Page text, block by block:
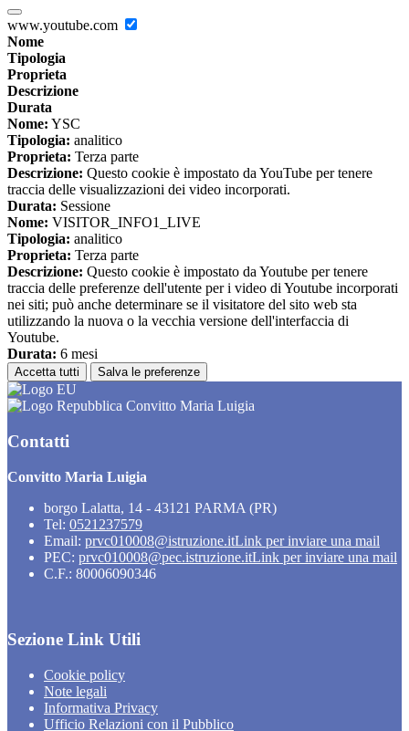
www.youtube.com
Nome
Tipologia
Proprieta
Descrizione
Durata
Nome: YSC
Tipologia: analitico
Proprieta: Terza parte
Descrizione: Questo cookie è impostato da YouTube per tenere
traccia delle visualizzazioni dei video incorporati.
Durata: Sessione
Nome: VISITOR_INFO1_LIVE
Tipologia: analitico
Proprieta: Terza parte
Descrizione: Questo cookie è impostato da Youtube per tenere
traccia delle preferenze dell'utente per i video di Youtube incorporati
nei siti; può anche determinare se il visitatore del sito web sta
utilizzando la nuova o la vecchia versione dell'interfaccia di
Youtube.
Durata: 6 mesi
Accetta tutti Salva le preferenze
Convitto Maria Luigia
Contatti
Convitto Maria Luigia
borgo Lalatta, 14 - 43121 PARMA (PR)
Tel: 0521237579
Email: prvc010008@istruzione.itLink per inviare una mail
PEC: prvc010008@pec.istruzione.itLink per inviare una mail
C.F.: 80006090346
Sezione Link Utili
Cookie policy
Note legali
Informativa Privacy
Ufficio Relazioni con il Pubblico